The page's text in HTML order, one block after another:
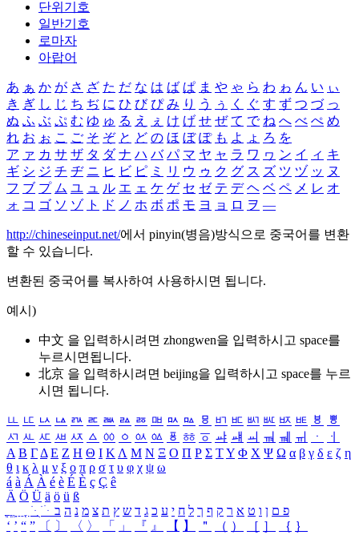
단위기호
일반기호
로마자
아랍어
あ ぁ か が さ ざ た だ な は ば ぱ ま や ゃ ら わ ゎ ん い ぃ
き ぎ し じ ち ぢ に ひ び ぴ み り う ぅ く ぐ す ず つ づ っ
ぬ ふ ぶ ぷ む ゆ ゅ る え ぇ け げ せ ぜ て で ね へ べ ぺ め
れ お ぉ こ ご そ ぞ と ど の ほ ぼ ぽ も よ ょ ろ を
ア ァ カ サ ザ タ ダ ナ ハ バ パ マ ヤ ャ ラ ワ ヮ ン イ ィ キ
ギ シ ジ チ ヂ ニ ヒ ビ ピ ミ リ ウ ゥ ク グ ス ズ ツ ヅ ッ ヌ
フ ブ プ ム ユ ュ ル エ ェ ケ ゲ セ ゼ テ デ ヘ ベ ペ メ レ オ
ォ コ ゴ ソ ゾ ト ド ノ ホ ボ ポ モ ヨ ョ ロ ヲ ―
http://chineseinput.net/에서 pinyin(병음)방식으로 중국어를 변환
할 수 있습니다.
변환된 중국어를 복사하여 사용하시면 됩니다.
예시)
中文 을 입력하시려면 zhongwen을 입력하시고 space를
누르시면됩니다.
北京 을 입력하시려면 beijing을 입력하시고 space를 누르
시면 됩니다.
ㅥ ㅦ ㅧ ㅨ ㅩ ㅪ ㅫ ㅬ ㅭ ㅮ ㅯ ㅰ ㅱ ㅲ ㅳ ㅴ ㅵ ㅶ ㅷ ㅸ
ㅹ
ㅺ ㅻ ㅼ ㅽ ㅾ ㅿ ㆀ ㆁ ㆂ ㆃ ㆄ ㆅ ㆆ ㆇ ㆈ ㆉ ㆊ ㆋ ㆌ ㆍ
ㆎ
Α Β ΓΔ Ε Ζ Η Θ Ι ΚΛ Μ Ν Ξ Ο Π Ρ Σ ΤΥ Φ Χ Ψ Ω α β γ δ ε ζ η
θ ι κ λ μ ν ξ ο π ρ σ τ υ φ χ ψ ω
á à Á À é è É È ç Ç ê
Ä Ö Ü ä ö ü ß
ִֶֹ ֻּ ׁׂ פ ם ן ו ט א ר ק ף ך ל ח י ע כ ג ד ש ץ ת צ מ נ ה ב
‘ ’ “ ” 〔 〕 〈 〉 「 」 『 』 【 】 ＂ （ ） ［ ］ ｛ ｝